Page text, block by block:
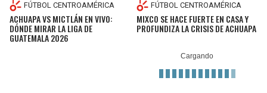
FÚTBOL CENTROAMÉRICA
ACHUAPA VS MICTLÁN EN VIVO:
DÓNDE MIRAR LA LIGA DE
GUATEMALA 2026
FÚTBOL CENTROAMÉRICA
MIXCO SE HACE FUERTE EN CASA Y
PROFUNDIZA LA CRISIS DE ACHUAPA